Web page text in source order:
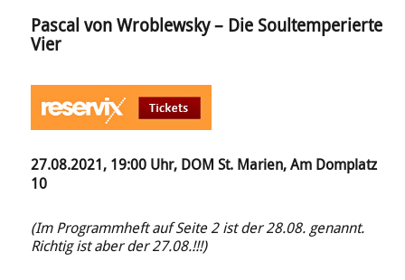
Pascal von Wroblewsky – Die Soultemperierte
Vier
27.08.2021, 19:00 Uhr, DOM St. Marien, Am Domplatz
10
(Im Programmheft auf Seite 2 ist der 28.08. genannt.
Richtig ist aber der 27.08.!!!)